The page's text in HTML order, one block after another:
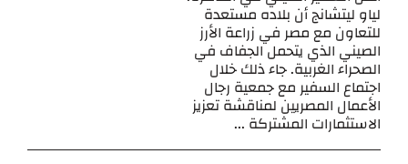
لياو ليتشانج أن بلاده مستعدة
للتعاون مع مصر في زراعة الأرز
الصيني الذي يتحمل الجفاف في
الصحراء الغربية. جاء ذلك خلال
اجتماع السفير مع جمعية رجال
الأعمال المصريين لمناقشة تعزيز
الاستثمارات المشتركة ...